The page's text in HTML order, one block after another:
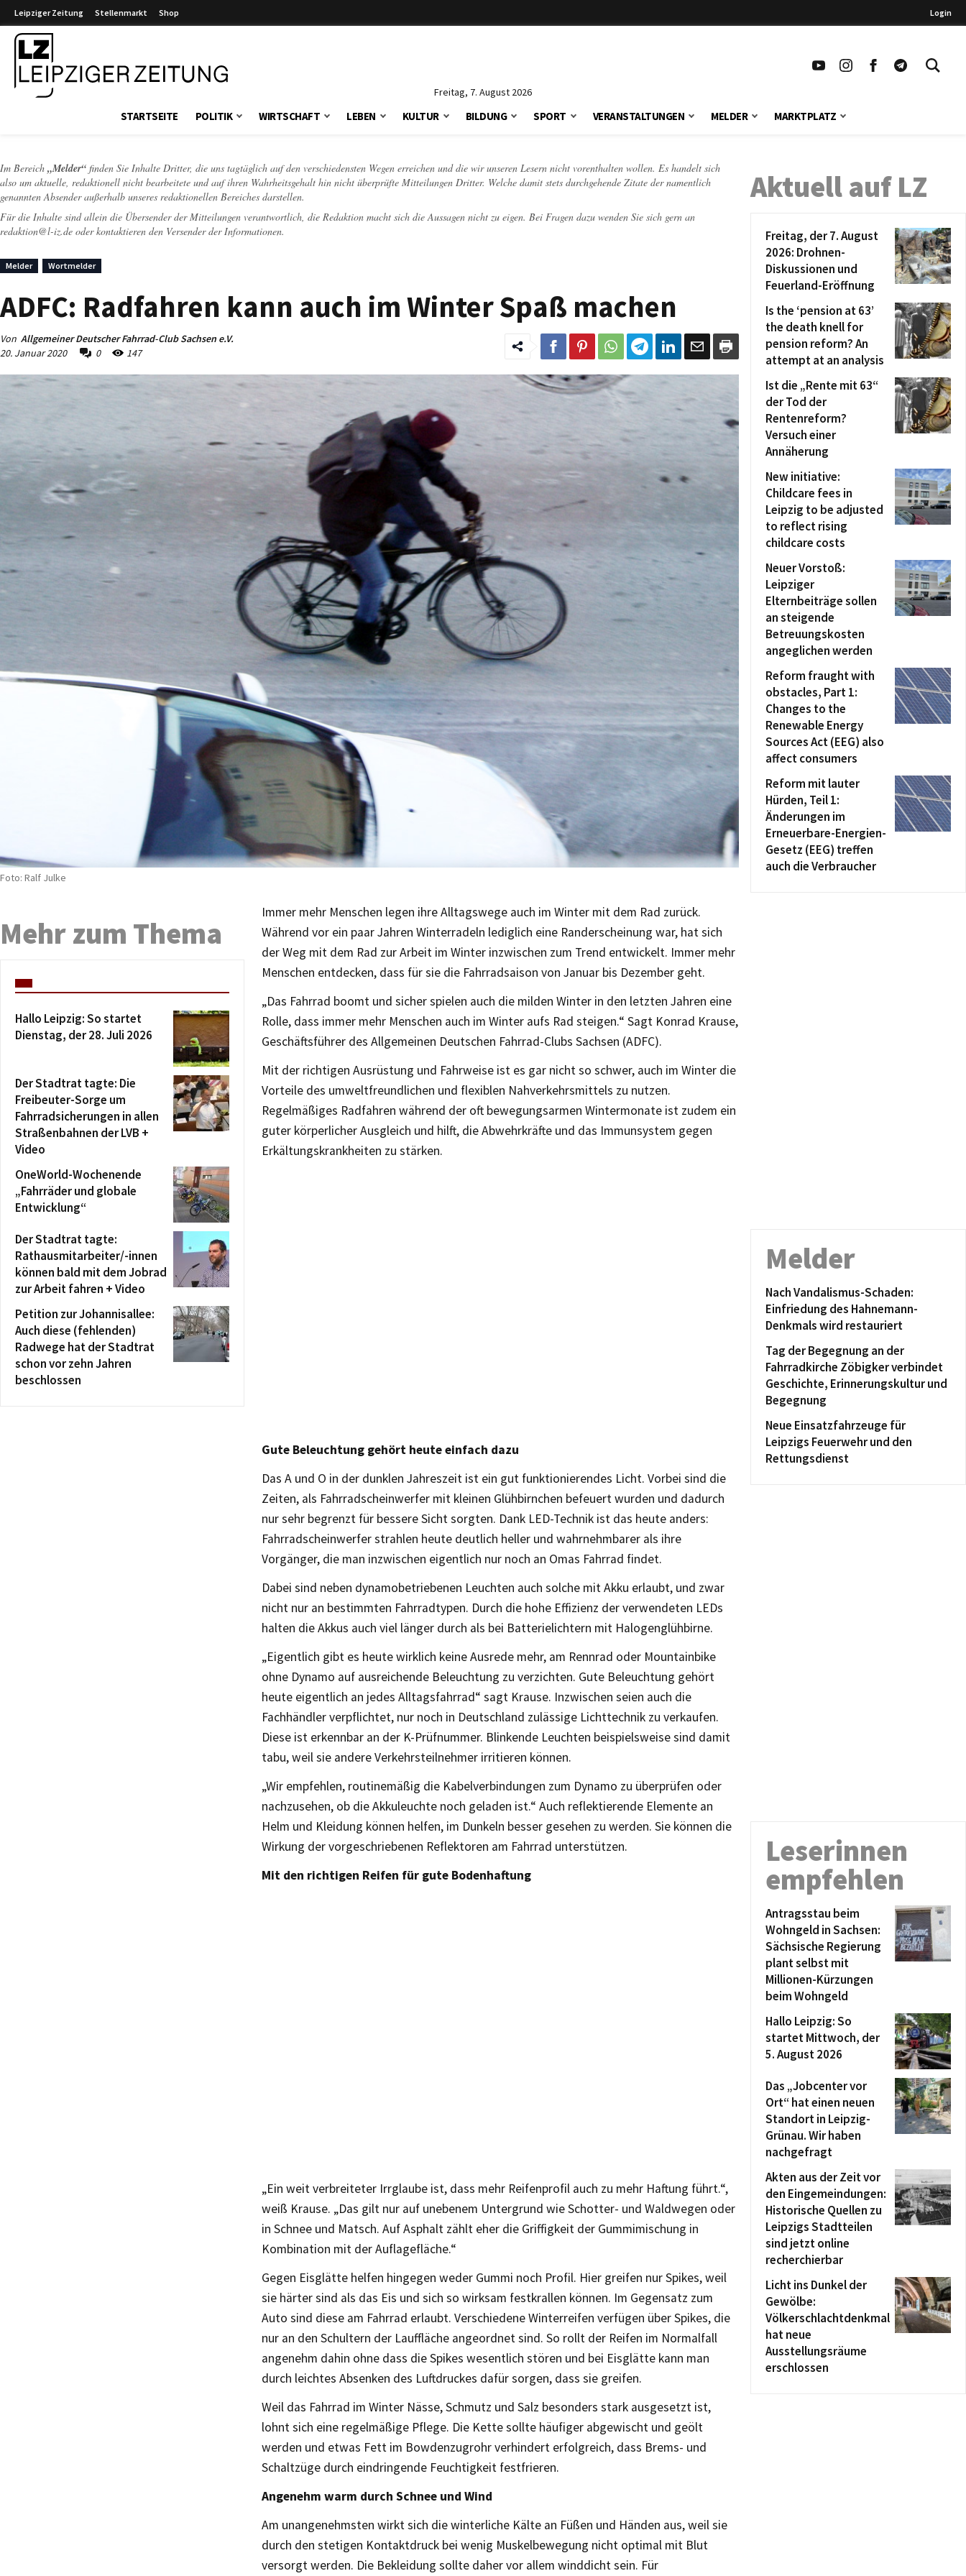
Leipziger Zeitung Stellenmarkt Shop Login
Freitag, 7. August 2026
STARTSEITE POLITIK WIRTSCHAFT LEBEN KULTUR BILDUNG SPORT VERANSTALTUNGEN MELDER MARKTPLATZ
Im Bereich „Melder“ finden Sie Inhalte Dritter, die uns tagtäglich auf den verschiedensten Wegen erreichen und die wir unseren Lesern nicht vorenthalten wollen. Es handelt sich
also um aktuelle, redaktionell nicht bearbeitete und auf ihren Wahrheitsgehalt hin nicht überprüfte Mitteilungen Dritter. Welche damit stets durchgehende Zitate der namentlich
genannten Absender außerhalb unseres redaktionellen Bereiches darstellen.
Für die Inhalte sind allein die Übersender der Mitteilungen verantwortlich, die Redaktion macht sich die Aussagen nicht zu eigen. Bei Fragen dazu wenden Sie sich gern an
redaktion@l-iz.de oder kontaktieren den Versender der Informationen.
Melder Wortmelder
ADFC: Radfahren kann auch im Winter Spaß machen
Von Allgemeiner Deutscher Fahrrad-Club Sachsen e.V.
20. Januar 2020
0 147
Foto: Ralf Julke
Immer mehr Menschen legen ihre Alltagswege auch im Winter mit dem Rad zurück.
Während vor ein paar Jahren Winterradeln lediglich eine Randerscheinung war, hat sich
der Weg mit dem Rad zur Arbeit im Winter inzwischen zum Trend entwickelt. Immer mehr
Menschen entdecken, dass für sie die Fahrradsaison von Januar bis Dezember geht.
„Das Fahrrad boomt und sicher spielen auch die milden Winter in den letzten Jahren eine
Rolle, dass immer mehr Menschen auch im Winter aufs Rad steigen.“ Sagt Konrad Krause,
Geschäftsführer des Allgemeinen Deutschen Fahrrad-Clubs Sachsen (ADFC).
Mit der richtigen Ausrüstung und Fahrweise ist es gar nicht so schwer, auch im Winter die
Vorteile des umweltfreundlichen und flexiblen Nahverkehrsmittels zu nutzen.
Regelmäßiges Radfahren während der oft bewegungsarmen Wintermonate ist zudem ein
guter körperlicher Ausgleich und hilft, die Abwehrkräfte und das Immunsystem gegen
Erkältungskrankheiten zu stärken.
Gute Beleuchtung gehört heute einfach dazu
Das A und O in der dunklen Jahreszeit ist ein gut funktionierendes Licht. Vorbei sind die
Zeiten, als Fahrradscheinwerfer mit kleinen Glühbirnchen befeuert wurden und dadurch
nur sehr begrenzt für bessere Sicht sorgten. Dank LED-Technik ist das heute anders:
Fahrradscheinwerfer strahlen heute deutlich heller und wahrnehmbarer als ihre
Vorgänger, die man inzwischen eigentlich nur noch an Omas Fahrrad findet.
Dabei sind neben dynamobetriebenen Leuchten auch solche mit Akku erlaubt, und zwar
nicht nur an bestimmten Fahrradtypen. Durch die hohe Effizienz der verwendeten LEDs
halten die Akkus auch viel länger durch als bei Batterielichtern mit Halogenglühbirne.
„Eigentlich gibt es heute wirklich keine Ausrede mehr, am Rennrad oder Mountainbike
ohne Dynamo auf ausreichende Beleuchtung zu verzichten. Gute Beleuchtung gehört
heute eigentlich an jedes Alltagsfahrrad“ sagt Krause. Inzwischen seien auch die
Fachhändler verpflichtet, nur noch in Deutschland zulässige Lichttechnik zu verkaufen.
Diese ist erkennbar an der K-Prüfnummer. Blinkende Leuchten beispielsweise sind damit
tabu, weil sie andere Verkehrsteilnehmer irritieren können.
„Wir empfehlen, routinemäßig die Kabelverbindungen zum Dynamo zu überprüfen oder
nachzusehen, ob die Akkuleuchte noch geladen ist.“ Auch reflektierende Elemente an
Helm und Kleidung können helfen, im Dunkeln besser gesehen zu werden. Sie können die
Wirkung der vorgeschriebenen Reflektoren am Fahrrad unterstützen.
Mit den richtigen Reifen für gute Bodenhaftung
„Ein weit verbreiteter Irrglaube ist, dass mehr Reifenprofil auch zu mehr Haftung führt.“,
weiß Krause. „Das gilt nur auf unebenem Untergrund wie Schotter- und Waldwegen oder
in Schnee und Matsch. Auf Asphalt zählt eher die Griffigkeit der Gummimischung in
Kombination mit der Auflagefläche.“
Gegen Eisglätte helfen hingegen weder Gummi noch Profil. Hier greifen nur Spikes, weil
sie härter sind als das Eis und sich so wirksam festkrallen können. Im Gegensatz zum
Auto sind diese am Fahrrad erlaubt. Verschiedene Winterreifen verfügen über Spikes, die
nur an den Schultern der Lauffläche angeordnet sind. So rollt der Reifen im Normalfall
angenehm dahin ohne dass die Spikes wesentlich stören und bei Eisglätte kann man
durch leichtes Absenken des Luftdruckes dafür sorgen, dass sie greifen.
Weil das Fahrrad im Winter Nässe, Schmutz und Salz besonders stark ausgesetzt ist,
lohnt sich eine regelmäßige Pflege. Die Kette sollte häufiger abgewischt und geölt
werden und etwas Fett im Bowdenzugrohr verhindert erfolgreich, dass Brems- und
Schaltzüge durch eindringende Feuchtigkeit festfrieren.
Angenehm warm durch Schnee und Wind
Am unangenehmsten wirkt sich die winterliche Kälte an Füßen und Händen aus, weil sie
durch den stetigen Kontaktdruck bei wenig Muskelbewegung nicht optimal mit Blut
versorgt werden. Die Bekleidung sollte daher vor allem winddicht sein. Für
Mehr zum Thema
Hallo Leipzig: So startet
Dienstag, der 28. Juli 2026
Der Stadtrat tagte: Die
Freibeuter-Sorge um
Fahrradsicherungen in allen
Straßenbahnen der LVB +
Video
OneWorld-Wochenende
„Fahrräder und globale
Entwicklung“
Der Stadtrat tagte:
Rathausmitarbeiter/-innen
können bald mit dem Jobrad
zur Arbeit fahren + Video
Petition zur Johannisallee:
Auch diese (fehlenden)
Radwege hat der Stadtrat
schon vor zehn Jahren
beschlossen
Aktuell auf LZ
Freitag, der 7. August
2026: Drohnen-
Diskussionen und
Feuerland-Eröffnung
Is the ‘pension at 63’
the death knell for
pension reform? An
attempt at an analysis
Ist die „Rente mit 63“
der Tod der
Rentenreform?
Versuch einer
Annäherung
New initiative:
Childcare fees in
Leipzig to be adjusted
to reflect rising
childcare costs
Neuer Vorstoß:
Leipziger
Elternbeiträge sollen
an steigende
Betreuungskosten
angeglichen werden
Reform fraught with
obstacles, Part 1:
Changes to the
Renewable Energy
Sources Act (EEG) also
affect consumers
Reform mit lauter
Hürden, Teil 1:
Änderungen im
Erneuerbare-Energien-
Gesetz (EEG) treffen
auch die Verbraucher
Melder
Nach Vandalismus-Schaden:
Einfriedung des Hahnemann-
Denkmals wird restauriert
Tag der Begegnung an der
Fahrradkirche Zöbigker verbindet
Geschichte, Erinnerungskultur und
Begegnung
Neue Einsatzfahrzeuge für
Leipzigs Feuerwehr und den
Rettungsdienst
Leserinnen
empfehlen
Antragsstau beim
Wohngeld in Sachsen:
Sächsische Regierung
plant selbst mit
Millionen-Kürzungen
beim Wohngeld
Hallo Leipzig: So
startet Mittwoch, der
5. August 2026
Das „Jobcenter vor
Ort“ hat einen neuen
Standort in Leipzig-
Grünau. Wir haben
nachgefragt
Akten aus der Zeit vor
den Eingemeindungen:
Historische Quellen zu
Leipzigs Stadtteilen
sind jetzt online
recherchierbar
Licht ins Dunkel der
Gewölbe:
Völkerschlachtdenkmal
hat neue
Ausstellungsräume
erschlossen